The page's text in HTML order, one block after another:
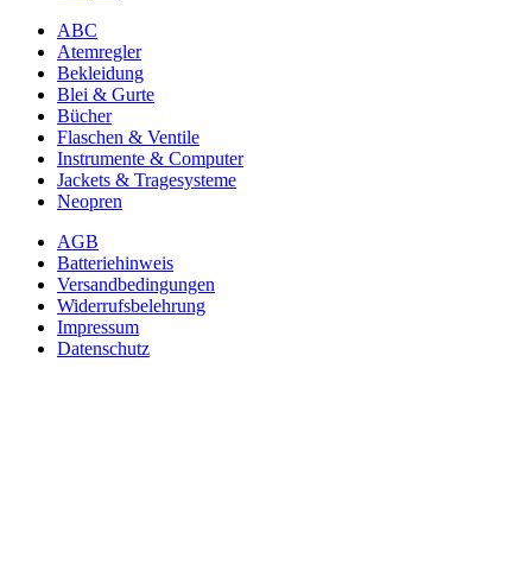
ABC
Atemregler
Bekleidung
Blei & Gurte
Bücher
Flaschen & Ventile
Instrumente & Computer
Jackets & Tragesysteme
Neopren
AGB
Batteriehinweis
Versandbedingungen
Widerrufsbelehrung
Impressum
Datenschutz